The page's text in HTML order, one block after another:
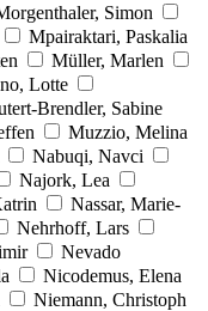
Simon
Mpairaktari, Paskalia
Müller, Marlen
Lotte
Brendler, Sabine
Muzzio, Melina
Nabuqi, Navci
Najork, Lea
Nassar, Marie-
Nehrhoff, Lars
Nevado
Nicodemus, Elena
Niemann, Christoph